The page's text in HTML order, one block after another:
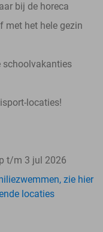
bij de horeca
met het hele gezin
schoolvakanties
locaties!
t/m 3 jul 2026
zie hier
locaties